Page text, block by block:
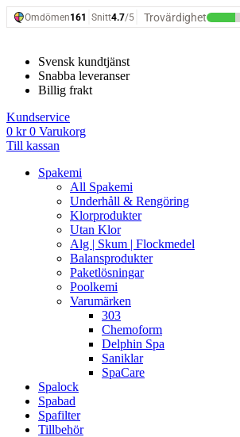
Hoppa
till
Svensk kundtjänst
Snabba leveranser
Billig frakt
Kundservice
0 kr 0 Varukorg
Till kassan
Spakemi
All Spakemi
Underhåll & Rengöring
Klorprodukter
Utan Klor
Alg | Skum | Flockmedel
Balansprodukter
Paketlösningar
Poolkemi
Varumärken
303
Chemoform
Delphin Spa
Saniklar
SpaCare
Spalock
Spabad
Spafilter
Tillbehör